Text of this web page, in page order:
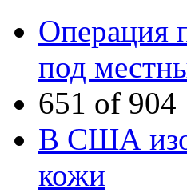
Операция
под
651 of 904
В США
кожи